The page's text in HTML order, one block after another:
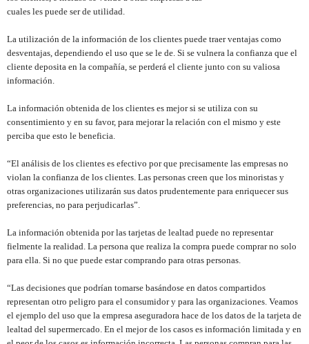
cuales les puede ser de utilidad.
La utilización de la información de los clientes puede traer ventajas como
desventajas, dependiendo el uso que se le de. Si se vulnera la confianza que el
cliente deposita en la compañía, se perderá el cliente junto con su valiosa
información.
La información obtenida de los clientes es mejor si se utiliza con su
consentimiento y en su favor, para mejorar la relación con el mismo y este
perciba que esto le beneficia.
“El análisis de los clientes es efectivo por que precisamente las empresas no
violan la confianza de los clientes. Las personas creen que los minoristas y
otras organizaciones utilizarán sus datos prudentemente para enriquecer sus
preferencias, no para perjudicarlas”.
La información obtenida por las tarjetas de lealtad puede no representar
fielmente la realidad. La persona que realiza la compra puede comprar no solo
para ella. Si no que puede estar comprando para otras personas.
“Las decisiones que podrían tomarse basándose en datos compartidos
representan otro peligro para el consumidor y para las organizaciones. Veamos
el ejemplo del uso que la empresa aseguradora hace de los datos de la tarjeta de
lealtad del supermercado. En el mejor de los casos es información limitada y en